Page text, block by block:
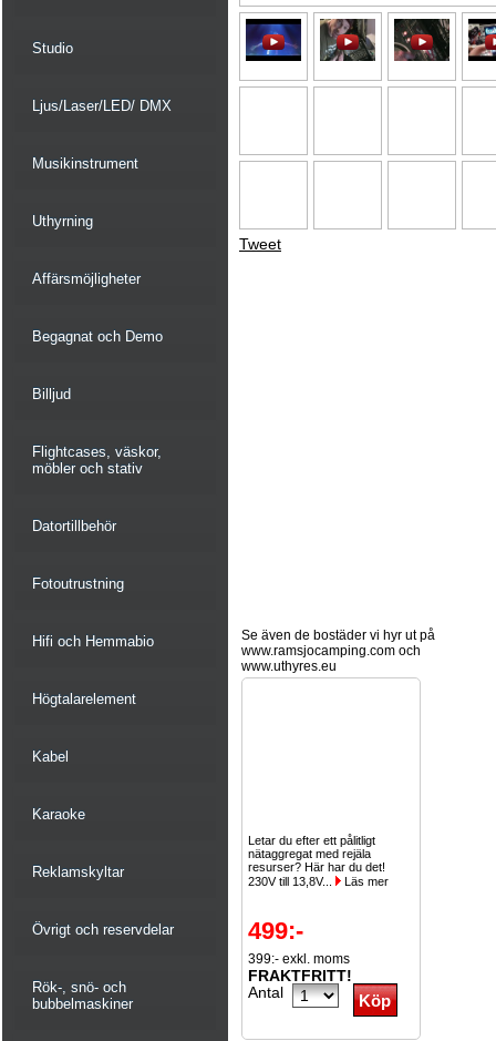
Studio
Ljus/Laser/LED/ DMX
Musikinstrument
Uthyrning
Affärsmöjligheter
Begagnat och Demo
Billjud
Flightcases, väskor,
möbler och stativ
Datortillbehör
Fotoutrustning
Hifi och Hemmabio
Högtalarelement
Kabel
Karaoke
Reklamskyltar
Övrigt och reservdelar
Rök-, snö- och
bubbelmaskiner
Tweet
Se även de bostäder vi hyr ut på
www.ramsjocamping.com och
www.uthyres.eu
Letar du efter ett pålitligt
nätaggregat med rejäla
resurser? Här har du det!
230V till 13,8V...
Läs mer
499:-
399:- exkl. moms
FRAKTFRITT!
Antal